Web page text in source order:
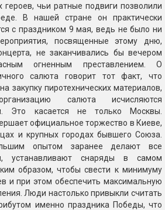
чьи ратные подвиги позволили
В нашей стране он практически
с праздником 9 мая, ведь не было ни
посвященные этому дню,
не заканчивались бы вечером
огненным преставлением. О
салюта говорит тот факт, что
закупку пиротехнических материалов,
салюта исчисляются
Это касается не только Москвы.
официальное торжество в Киеве,
и крупных городах бывшего Союза.
опытом заранее делают все
устанавливают снаряды в самом
образом, чтобы свести к минимуму
и при этом обеспечить максимальную
Люди настолько привыкли считать
именно праздника Победы, что